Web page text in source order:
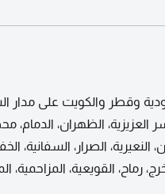
وقطر والكويت على مدار
العزيزية، الظهران، الدمام،
الصرار، السفانية،
رماح، القويعية، المزاحمية،